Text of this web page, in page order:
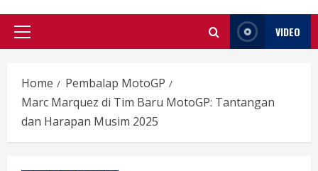
Primary
VIDEO
Home
Pembalap MotoGP
Marc Marquez di Tim Baru MotoGP: Tantangan
dan Harapan Musim 2025